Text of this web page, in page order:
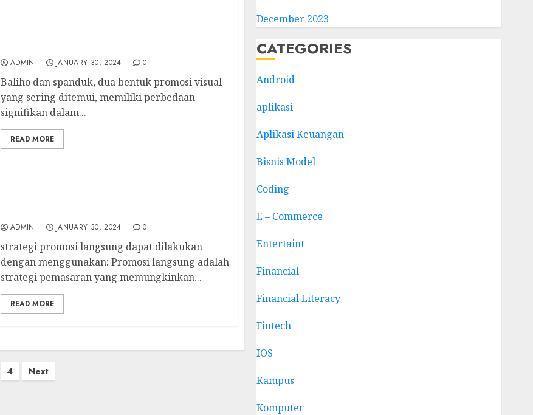
ADMIN JANUARY 30, 2024 0
Baliho dan spanduk, dua bentuk promosi visual
yang sering ditemui, memiliki perbedaan
signifikan dalam...
READ MORE
ADMIN JANUARY 30, 2024 0
strategi promosi langsung dapat dilakukan
dengan menggunakan: Promosi langsung adalah
strategi pemasaran yang memungkinkan...
READ MORE
4 Next
December 2023
CATEGORIES
Android
aplikasi
Aplikasi Keuangan
Bisnis Model
Coding
E – Commerce
Entertaint
Financial
Financial Literacy
Fintech
IOS
Kampus
Komputer